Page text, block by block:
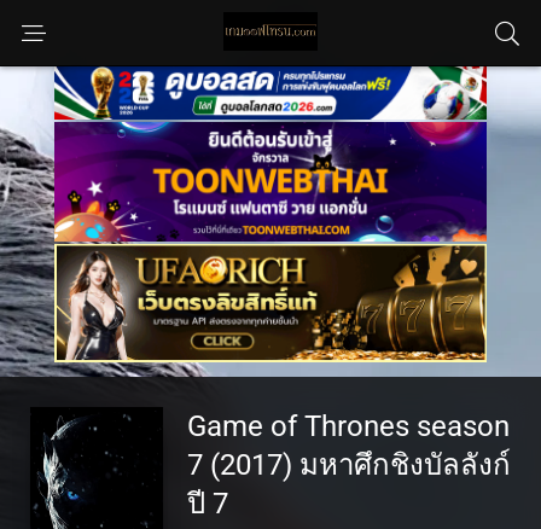
Game of Thrones season
7 (2017) มหาศึกชิงบัลลังก์
ปี 7